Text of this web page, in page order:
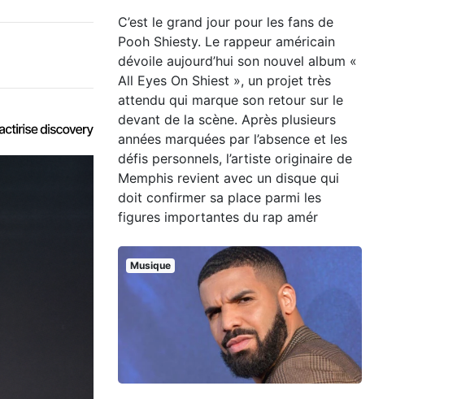
C’est le grand jour pour les fans de
Pooh Shiesty. Le rappeur américain
dévoile aujourd’hui son nouvel album «
All Eyes On Shiest », un projet très
attendu qui marque son retour sur le
devant de la scène. Après plusieurs
années marquées par l’absence et les
défis personnels, l’artiste originaire de
Memphis revient avec un disque qui
doit confirmer sa place parmi les
figures importantes du rap amér
Musique